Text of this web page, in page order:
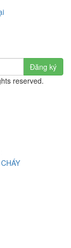
Đăng ký
reserved.